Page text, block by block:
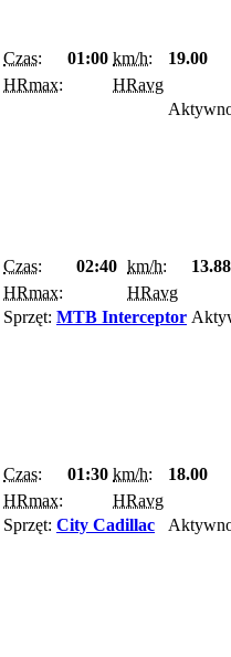
Czas: 01:00 km/h:
19.00
HRmax:
HRavg
Czas: 02:40 km/h:
13.88
HRmax:
HRavg
Sprzęt: MTB Interceptor
Czas: 01:30 km/h:
18.00
HRmax:
HRavg
Sprzęt: City Cadillac